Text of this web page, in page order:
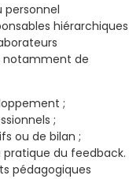
personnel
hiérarchiques
notamment de
;
;
ou de bilan ;
du feedback.
pédagogiques